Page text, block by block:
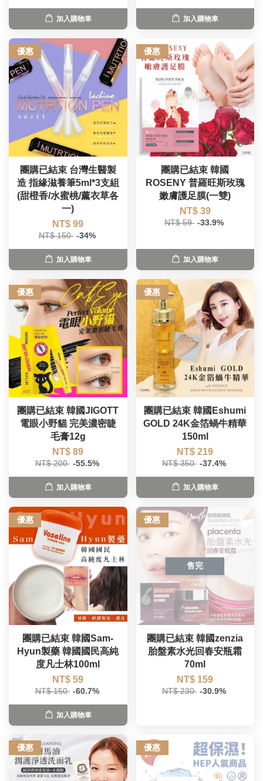
加入購物車 加入購物車
優惠
團購已結束 台灣生醫製
造 指緣滋養筆5ml*3支組
(甜橙香/水蜜桃/薰衣草各
一)
NT$ 99
NT$ 150 -34%
加入購物車
優惠
團購已結束 韓國
ROSENY 普羅旺斯玫瑰
嫩膚護足膜(一雙)
NT$ 39
NT$ 59 -33.9%
加入購物車
優惠
團購已結束 韓國JIGOTT
電眼小野貓 完美濃密睫
毛膏12g
NT$ 89
NT$ 200 -55.5%
加入購物車
優惠
團購已結束 韓國Eshumi
GOLD 24K金箔蝸牛精華
150ml
NT$ 219
NT$ 350 -37.4%
加入購物車
優惠
團購已結束 韓國Sam-
Hyun製藥 韓國國民高純
度凡士林100ml
NT$ 59
NT$ 150 -60.7%
加入購物車
優惠
售完
團購已結束 韓國zenzia
胎盤素水光回春安瓶霜
70ml
NT$ 159
NT$ 230 -30.9%
優惠 優惠